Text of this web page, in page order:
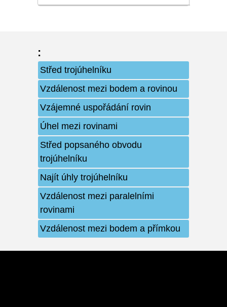
:
Střed trojúhelníku
Vzdálenost mezi bodem a rovinou
Vzájemné uspořádání rovin
Úhel mezi rovinami
Střed popsaného obvodu
trojúhelníku
Najít úhly trojúhelníku
Vzdálenost mezi paralelními
rovinami
Vzdálenost mezi bodem a přímkou